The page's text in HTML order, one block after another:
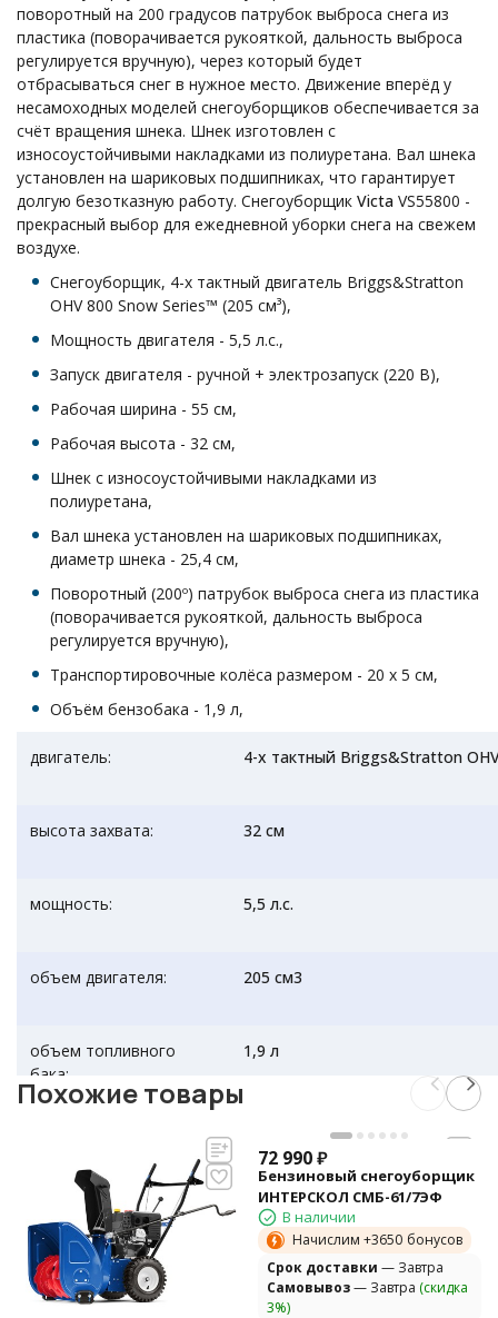
поворотный на 200 градусов патрубок выброса снега из
пластика (поворачивается рукояткой, дальность выброса
регулируется вручную), через который будет
отбрасываться снег в нужное место. Движение вперёд у
несамоходных моделей снегоуборщиков обеспечивается за
счёт вращения шнека. Шнек изготовлен с
износоустойчивыми накладками из полиуретана. Вал шнека
установлен на шариковых подшипниках, что гарантирует
долгую безотказную работу. Снегоуборщик Victa VS55800 -
прекрасный выбор для ежедневной уборки снега на свежем
воздухе.
Снегоуборщик, 4-х тактный двигатель Briggs&Stratton
OHV 800 Snow Series™ (205 см³),
Мощность двигателя - 5,5 л.с.,
Запуск двигателя - ручной + электрозапуск (220 В),
Рабочая ширина - 55 см,
Рабочая высота - 32 см,
Шнек с износоустойчивыми накладками из
полиуретана,
Вал шнека установлен на шариковых подшипниках,
диаметр шнека - 25,4 см,
Поворотный (200º) патрубок выброса снега из пластика
(поворачивается рукояткой, дальность выброса
регулируется вручную),
Транспортировочные колёса размером - 20 х 5 см,
Объём бензобака - 1,9 л,
двигатель: 4-х тактный Briggs&Stratton
высота захвата: 32 см
мощность: 5,5 л.с.
объем двигателя: 205 см3
объем топливного
бака:
1,9 л
производитель: Victa
гарантия: 1 год
Похожие товары
72 990 ₽
Бензиновый снегоуборщик
ИНТЕРСКОЛ СМБ-61/7ЭФ
В наличии
Начислим +3650 бонусов
Cрок доставки — Завтра
Самовывоз— Завтра (скидка
3%)